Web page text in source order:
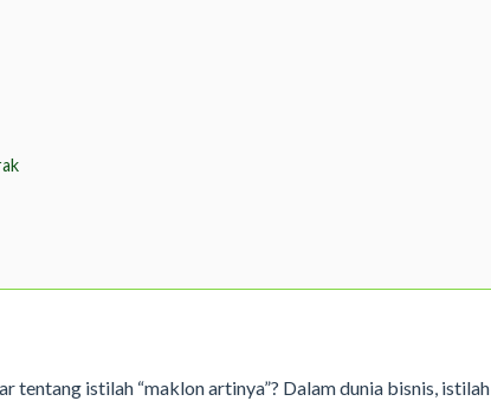
tentang istilah “maklon artinya”? Dalam dunia bisnis, istilah